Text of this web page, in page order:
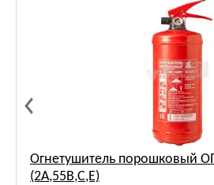
Огнетушитель порошковый
(2А,55В,С,Е)